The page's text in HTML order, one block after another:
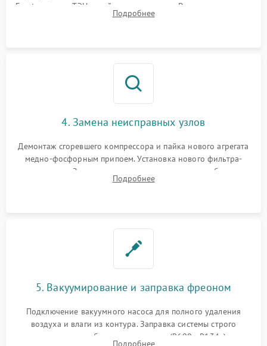
Frost, включая ТЭН оттайки и вентилятор. Ремонт или замена
платы управления при сбоях алгоритмов.
Подробнее
4. Замена неисправных узлов
Демонтаж сгоревшего компрессора и пайка нового агрегата
медно-фосфорным припоем. Установка нового фильтра-
осушителя. Замена изношенных вентиляторов обдува,
сломанных заслонок или поврежденных дверных петель.
Подробнее
5. Вакуумирование и заправка фреоном
Подключение вакуумного насоса для полного удаления
воздуха и влаги из контура. Заправка системы строго
дозированным объемом хладагента (R600a, R134a) по
Подробнее